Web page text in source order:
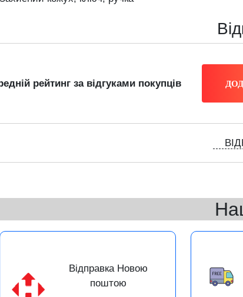
рейтинг за відгуками покупців
Відправка Новою
поштою